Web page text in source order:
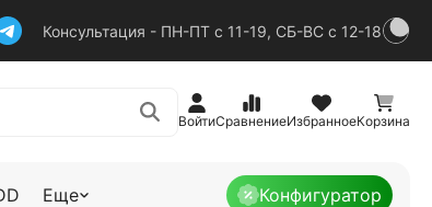
Консультация - ПН-ПТ с 11-19, СБ-ВС с 12-18
ВойтиСравнениеИзбранноеКорзина
Еще Конфигуратор